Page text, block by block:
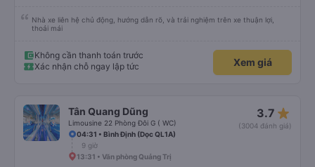
Nhà xe liên hệ chủ động, hướng dẫn rõ, và trải nghiệm trên xe thuận lợi,
thoải mái
Không cần thanh toán trước
Xác nhận chỗ ngay lập tức
Xem giá
Tân Quang Dũng
Limousine 22 Phòng Đôi G ( WC)
3.7 star_rate
(3004 đánh giá)
04:31 • Bình Định (Dọc QL1A)
9 giờ
13:31 • Văn phòng Quảng Trị